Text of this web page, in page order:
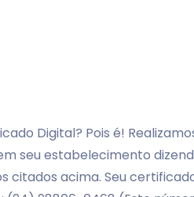
Digital? Pois é!
seu estabelecimento
citados acima. Seu